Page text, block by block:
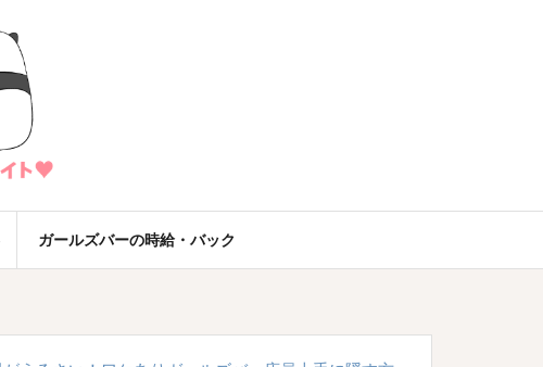
ガールズバーの時給・バック